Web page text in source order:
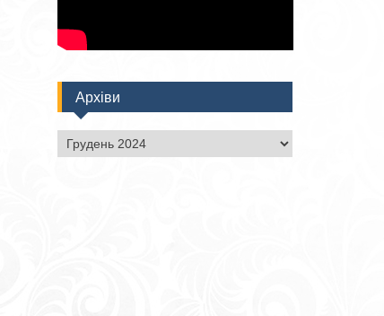
Архіви
Архіви